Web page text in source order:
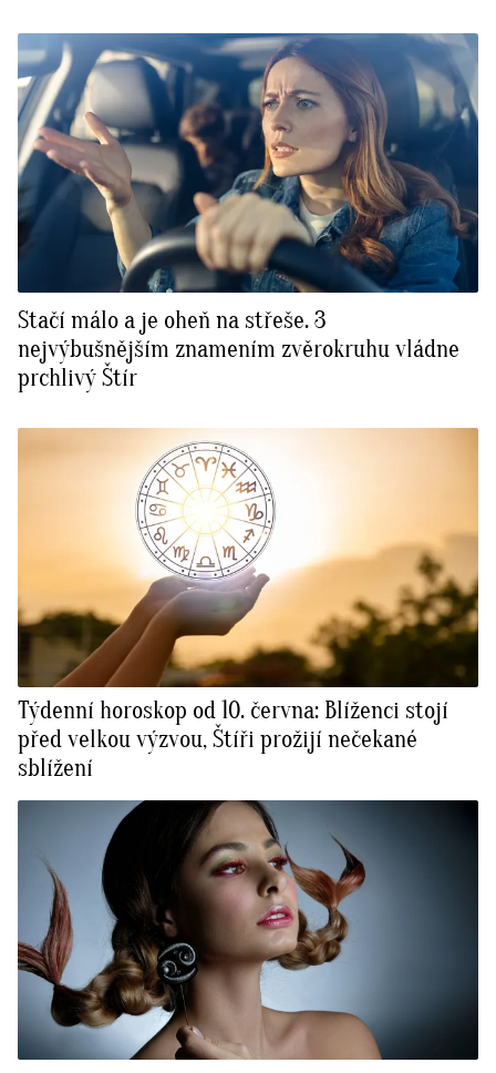
Stačí málo a je oheň na střeše. 3
nejvýbušnějším znamením zvěrokruhu vládne
prchlivý Štír
Týdenní horoskop od 10. června: Blíženci stojí
před velkou výzvou, Štíři prožijí nečekané
sblížení